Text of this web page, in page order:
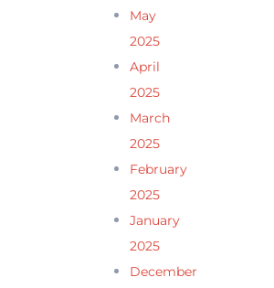
May
2025
April
2025
March
2025
February
2025
January
2025
December